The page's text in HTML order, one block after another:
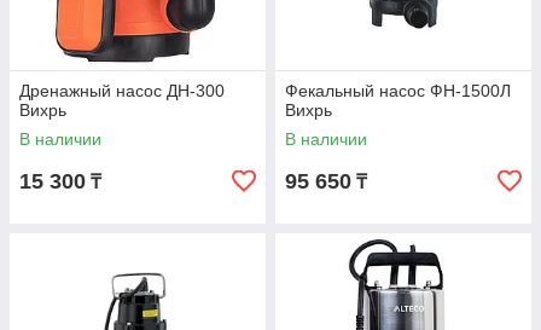
Дренажный насос ДН-300
Вихрь
В наличии
15 300 ₸
Фекальный насос ФН-1500Л
Вихрь
В наличии
95 650 ₸